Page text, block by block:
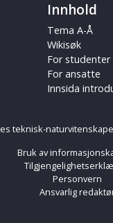
Innhold
Tema A-Å
Wikisøk
For studenter
For ansatte
Innsida
teknisk-
Bruk av
Personvern
Ansvarlig